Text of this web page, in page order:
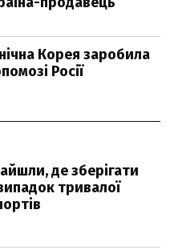
Корея заробила
Росії
де зберігати
тривалої